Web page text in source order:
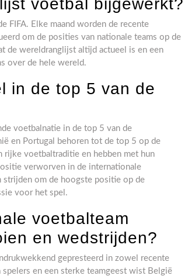
voetbal bijgewerkt?
FIFA. Elke maand worden de recente
om de posities van nationale teams op de
de wereldranglijst altijd actueel is en een
over de hele wereld.
in de top 5 van de
voetbalnatie in de top 5 van de
en Portugal behoren tot de top 5 op de
voetbaltraditie en hebben met hun
verworven in de internationale
strijden om de hoogste positie op de
voor het spel.
voetbalteam
en wedstrijden?
gepresteerd in zowel recente
en een sterke teamgeest wist België